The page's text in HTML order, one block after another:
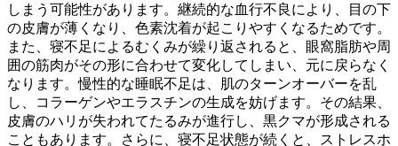
しまう可能性があります。継続的な血行不良により、目の下
の皮膚が薄くなり、色素沈着が起こりやすくなるためです。
また、寝不足によるむくみが繰り返されると、眼窩脂肪や周
囲の筋肉がその形に合わせて変化してしまい、元に戻らなく
なります。慢性的な睡眠不足は、肌のターンオーバーを乱
し、コラーゲンやエラスチンの生成を妨げます。その結果、
皮膚のハリが失われてたるみが進行し、黒クマが形成される
こともあります。さらに、寝不足状態が続くと、ストレスホ